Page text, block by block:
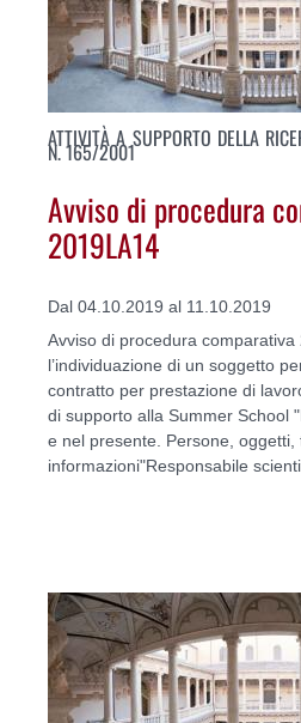
ATTIVITÀ A SUPPORTO DELLA
N. 165/2001
Avviso di procedura
2019LA14
Dal 04.10.2019 al 11.10.2019
Avviso di procedura comparativa
l’individuazione di un soggetto
contratto per prestazione di
di supporto alla Summer School
e nel presente. Persone, oggetti,
informazioni"Responsabile